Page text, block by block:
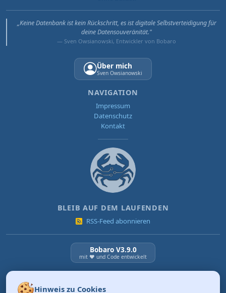
„Keine Datenbank ist kein Rückschritt, es ist digitale Selbstverteidigung für
deine Datensouveränität."
— Sven Owsianowski, Entwickler von Bobaro
Über mich
Sven Owsianowski
NAVIGATION
Impressum
Datenschutz
Kontakt
BLEIB AUF DEM LAUFENDEN
RSS-Feed abonnieren
Bobaro V3.9.0
mit ❤️ und Code entwickelt
Hinweis zu Cookies